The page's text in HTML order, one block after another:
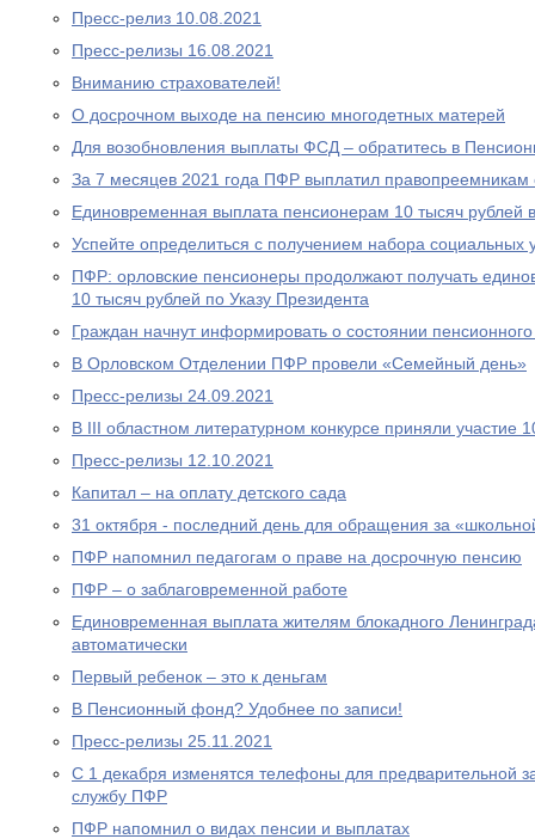
Пресс-релиз 10.08.2021
Пресс-релизы 16.08.2021
Вниманию страхователей!
О досрочном выходе на пенсию многодетных матерей
Для возобновления выплаты ФСД – обратитесь в
За 7 месяцев 2021 года ПФР выплатил
Единовременная выплата пенсионерам 10 тысяч рублей
Успейте определиться с получением набора социальных
ПФР: орловские пенсионеры продолжают получать
10 тысяч рублей по Указу Президента
Граждан начнут информировать о состоянии
В Орловском Отделении ПФР провели «Семейный день»
Пресс-релизы 24.09.2021
В III областном литературном конкурсе приняли участие
Пресс-релизы 12.10.2021
Капитал – на оплату детского сада
31 октября - последний день для обращения за
ПФР напомнил педагогам о праве на досрочную пенсию
ПФР – о заблаговременной работе
Единовременная выплата жителям блокадного
автоматически
Первый ребенок – это к деньгам
В Пенсионный фонд? Удобнее по записи!
Пресс-релизы 25.11.2021
С 1 декабря изменятся телефоны для предварительной
службу ПФР
ПФР напомнил о видах пенсии и выплатах